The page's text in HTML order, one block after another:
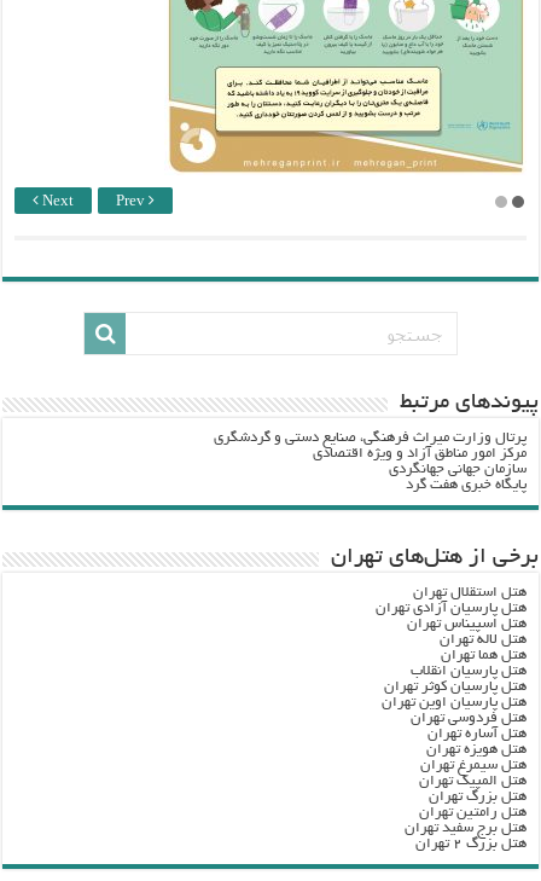
Next Prev
پيوندهاي مرتبط
پرتال وزارت ميراث فرهنگي، صنایع دستی و گردشگري
مرکز امور مناطق آزاد و ویژه اقتصادی
سازمان جهانی جهانگردی
پایگاه خبری هفت گرد
برخی از هتل‌های تهران
هتل استقلال تهران
هتل پارسیان آزادی تهران
هتل اسپیناس تهران
هتل لاله تهران
هتل هما تهران
هتل پارسیان انقلاب
هتل پارسیان کوثر تهران
هتل پارسیان اوین تهران
هتل فردوسی تهران
هتل آساره تهران
هتل هویزه تهران
هتل سیمرغ تهران
هتل المپیک تهران
هتل بزرگ تهران
هتل رامتین تهران
هتل برج سفید تهران
هتل بزرگ ۲ تهران